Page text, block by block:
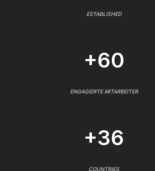
ESTABLISHED
+60
ENGAGIERTE MITARBEITER
+36
COUNTRIES